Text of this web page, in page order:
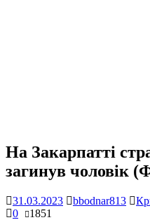
На Закарпатті
загинув чоловік
31.03.2023 bbodnar813
0
1851